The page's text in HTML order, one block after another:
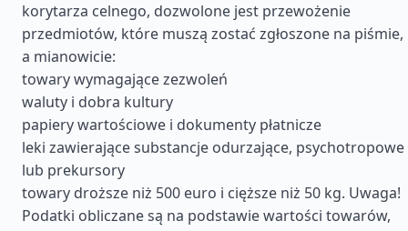
korytarza celnego, dozwolone jest przewożenie
przedmiotów, które muszą zostać zgłoszone na piśmie,
a mianowicie:
towary wymagające zezwoleń
waluty i dobra kultury
papiery wartościowe i dokumenty płatnicze
leki zawierające substancje odurzające, psychotropowe
lub prekursory
towary droższe niż 500 euro i cięższe niż 50 kg. Uwaga!
Podatki obliczane są na podstawie wartości towarów,